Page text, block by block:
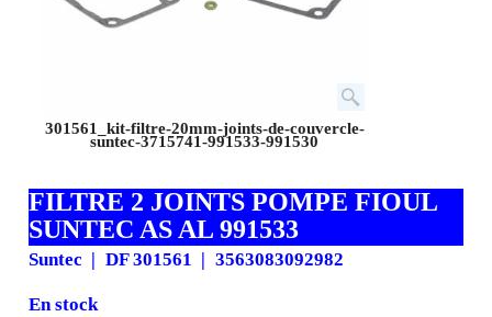
301561_kit-filtre-20mm-joints-de-couvercle-
suntec-3715741-991533-991530
FILTRE 2 JOINTS POMPE FIOUL
SUNTEC AS AL 991533
Suntec DF 301561 3563083092982
En stock